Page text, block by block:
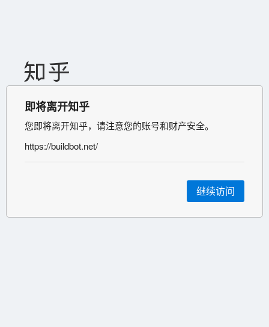
即将离开知乎
您即将离开知乎，请注意您的账号和财产安全。
https://buildbot.net/
继续访问